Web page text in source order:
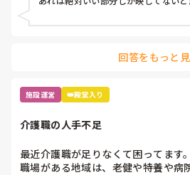
回答をもっと
施設運営 👑殿堂入り
介護職の人手不足
最近介護職が足りなくて困ってます。
職場がある地域は、老健や特養や病